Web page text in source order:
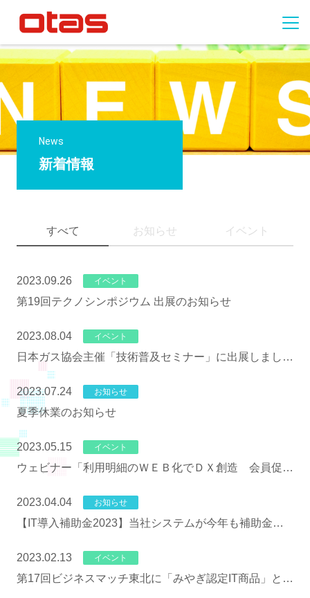
News
新着情報
すべて お知らせ イベント
2023.09.26 イベント
第19回テクノシンポジウム 出展のお知らせ
2023.08.04 イベント
日本ガス協会主催「技術普及セミナー」に出展しまし
2023.07.24
お知らせ
夏季休業のお知らせ
2023.05.15 イベント
ウェビナー「利用明細のＷＥＢ化でＤＸ創造 会員促進
2023.04.04
お知らせ
【IT導入補助金2023】当社システムが今年も補助金対
2023.02.13
イベント
第17回ビジネスマッチ東北に「みやぎ認定IT商品」とし